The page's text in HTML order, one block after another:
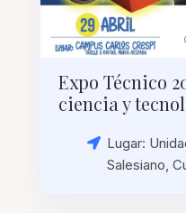
Expo Técnico
ciencia y
Lugar:
Salesiano,